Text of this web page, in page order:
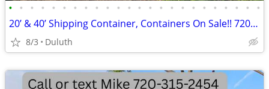
• • • • • • • • • • • • • • • • • • • • • • • •
20’ & 40’ Shipping Container, Containers On Sale!! 720-315-2454
8/3 Duluth